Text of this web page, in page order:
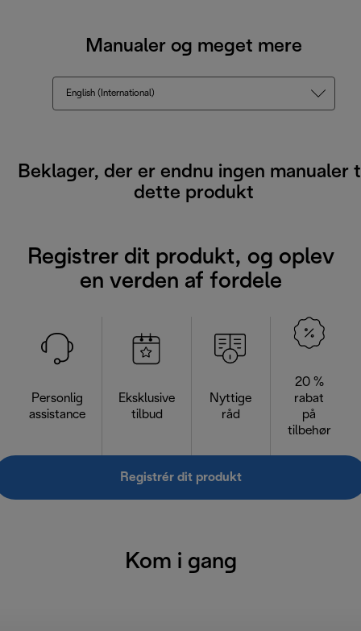
Manualer og meget mere
English (International)
Beklager, der er endnu ingen manualer
dette produkt
Registrer dit produkt, og oplev
en verden af fordele
Personlig
assistance
Eksklusive
tilbud
Nyttige
råd
20 %
rabat
på
tilbehør
Registrér dit produkt
Kom i gang